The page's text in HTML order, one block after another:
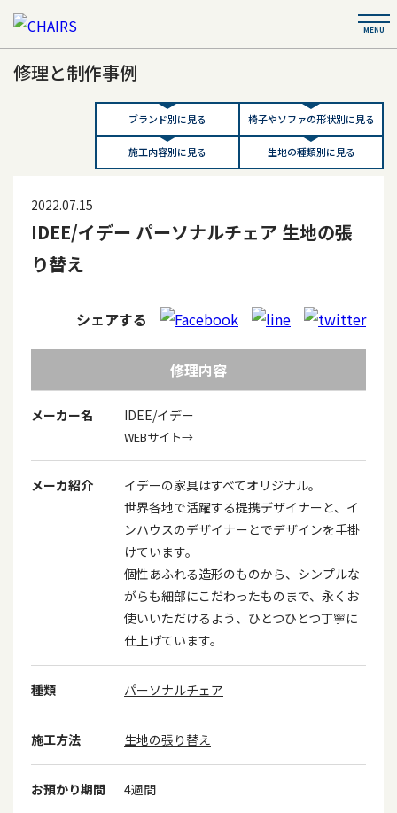
修理と制作事例
ブランド別に見る 椅子やソファの形状別に見る
施工内容別に見る 生地の種類別に見る
2022.07.15
IDEE/イデー パーソナルチェア 生地の張
り替え
シェアする
修理内容
メーカー名 IDEE/イデー
WEBサイト→
メーカ紹介
イデーの家具はすべてオリジナル。
世界各地で活躍する提携デザイナーと、イ
ンハウスのデザイナーとでデザインを手掛
けています。
個性あふれる造形のものから、シンプルな
がらも細部にこだわったものまで、永くお
使いいただけるよう、ひとつひとつ丁寧に
仕上げています。
種類 パーソナルチェア
施工方法 生地の張り替え
お預かり期間 4週間